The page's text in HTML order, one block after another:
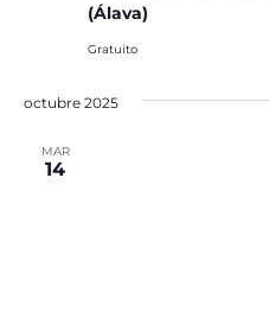
(Álava)
Gratuito
octubre 2025
MAR
14